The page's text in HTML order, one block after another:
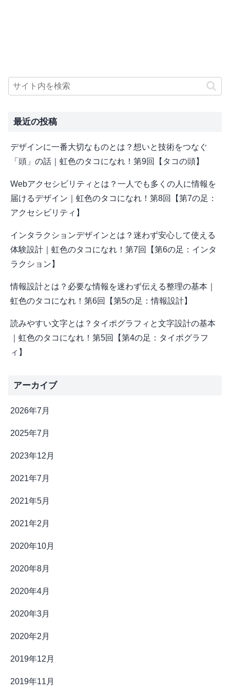
最近の投稿
デザインに一番大切なものとは？想いと技術をつなぐ
「頭」の話｜虹色のタコになれ！第9回【タコの頭】
Webアクセシビリティとは？一人でも多くの人に情報を
届けるデザイン｜虹色のタコになれ！第8回【第7の足：
アクセシビリティ】
インタラクションデザインとは？迷わず安心して使える
体験設計｜虹色のタコになれ！第7回【第6の足：インタ
ラクション】
情報設計とは？必要な情報を迷わず伝える整理の基本｜
虹色のタコになれ！第6回【第5の足：情報設計】
読みやすい文字とは？タイポグラフィと文字設計の基本
｜虹色のタコになれ！第5回【第4の足：タイポグラフ
ィ】
アーカイブ
2026年7月
2025年7月
2023年12月
2021年7月
2021年5月
2021年2月
2020年10月
2020年8月
2020年4月
2020年3月
2020年2月
2019年12月
2019年11月